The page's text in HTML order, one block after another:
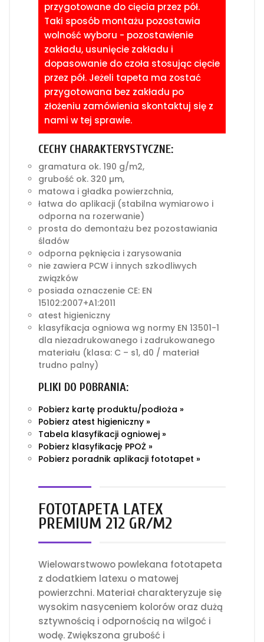
przygotowane do cięcia przez pół.
Taki sposób montażu pozostawia
wolność wyboru - pozostawienie
zakładu, usunięcie zakładu i
dopasowanie do czoła stosując cięcie
przez pół. Jeżeli tapeta ma zostać
przygotowana bez zakładu po
złożeniu zamówienia skontaktuj się z
nami w tej sprawie.
CECHY CHARAKTERYSTYCZNE:
gramatura ok. 190 g/m2,
grubość ok. 320 µm,
matowa i gładka powierzchnia,
łatwa do aplikacji (stabilna wymiarowo i
odporna na rozerwanie)
prosta do demontażu bez pozostawiania
śladów
odporna pęknięcia i zarysowania
nie zawiera PCW i innych szkodliwych
związków
posiada oznaczenie CE: EN
15102:2007+A1:2011
atest higieniczny
klasyfikacja ogniowa wg normy EN 13501-1
dla niezadrukowanego i zadrukowanego
materiału (klasa: C – s1, d0 / materiał
trudno palny)
PLIKI DO POBRANIA:
Pobierz kartę produktu/podłoża »
Pobierz atest higieniczny »
Tabela klasyfikacji ogniowej »
Pobierz klasyfikację PPOŻ »
Pobierz poradnik aplikacji fototapet »
FOTOTAPETA LATEX
PREMIUM 212 GR/M2
Wielowarstwowo powlekana fototapeta
z dodatkiem latexu o matowej
powierzchni. Materiał charakteryzuje się
wysokim nasyceniem kolorów oraz dużą
sztywnością i odpornością na wilgoć i
wodę. Zwiększona grubość i